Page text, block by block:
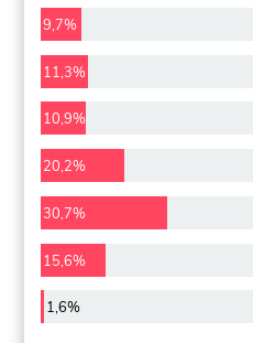
9,7%
11,3%
10,9%
20,2%
30,7%
15,6%
1,6%